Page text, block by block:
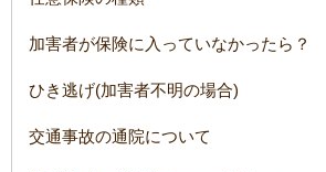
加害者が保険に入っていなかったら？
ひき逃げ(加害者不明の場合)
交通事故の通院について